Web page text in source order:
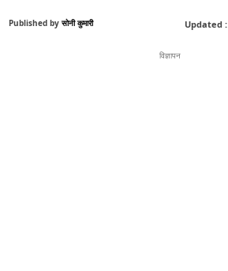
Published by सोनी कुमारी Updated :
विज्ञापन